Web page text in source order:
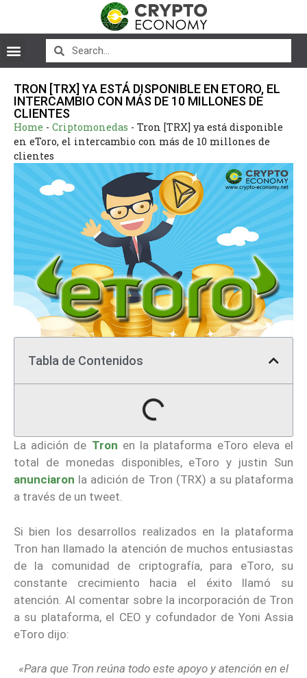
TRON [TRX] YA ESTÁ DISPONIBLE EN ETORO, EL
INTERCAMBIO CON MÁS DE 10 MILLONES DE
CLIENTES
Home - Criptomonedas - Tron [TRX] ya está disponible
en eToro, el intercambio con más de 10 millones de
clientes
Tabla de Contenidos
La adición de Tron en la plataforma eToro eleva el
total de monedas disponibles, eToro y justin Sun
anunciaron la adición de Tron (TRX) a su plataforma
a través de un tweet.
Si bien los desarrollos realizados en la plataforma
Tron han llamado la atención de muchos entusiastas
de la comunidad de criptografía, para eToro, su
constante crecimiento hacia el éxito llamó su
atención. Al comentar sobre la incorporación de Tron
a su plataforma, el CEO y cofundador de Yoni Assia
eToro dijo:
«Para que Tron reúna todo este apoyo y atención en el